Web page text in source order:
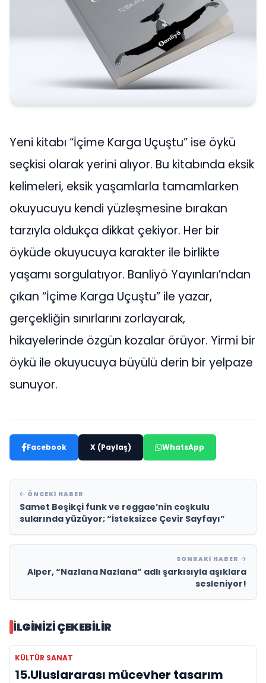
Yeni kitabı “İçime Karga Uçuştu” ise öykü
seçkisi olarak yerini alıyor. Bu kitabında eksik
kelimeleri, eksik yaşamlarla tamamlarken
okuyucuyu kendi yüzleşmesine bırakan
tarzıyla oldukça dikkat çekiyor. Her bir
öyküde okuyucuya karakter ile birlikte
yaşamı sorgulatıyor. Banliyö Yayınları’ndan
çıkan “İçime Karga Uçuştu” ile yazar,
gerçekliğin sınırlarını zorlayarak,
hikayelerinde özgün kozalar örüyor. Yirmi bir
öykü ile okuyucuya büyülü derin bir yelpaze
sunuyor.
Facebook X (Paylaş) WhatsApp
ÖNCEKI HABER
Samet Beşikçi funk ve reggae’nin coşkulu
sularında yüzüyor; “İsteksizce Çevir Sayfayı”
SONRAKI HABER
Alper, “Nazlana Nazlana” adlı şarkısıyla aşıklara
sesleniyor!
İLGINIZI ÇEKEBILIR
KÜLTÜR SANAT
15.Uluslararası mücevher tasarım